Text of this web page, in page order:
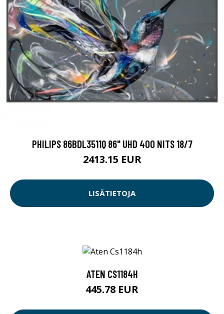
PHILIPS 86BDL3511Q 86" UHD 400 NITS 18/7
2413.15 EUR
LISÄTIETOJA
ATEN CS1184H
445.78 EUR